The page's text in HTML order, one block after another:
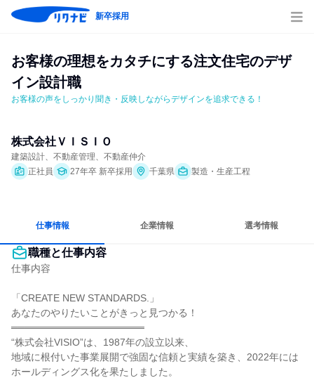
新卒採用
お客様の理想をカタチにする注文住宅のデザ
イン設計職
お客様の声をしっかり聞き・反映しながらデザインを追求できる！
株式会社ＶＩＳＩＯ
建築設計、不動産管理、不動産仲介
正社員
27年卒 新卒採用 千葉県 製造・生産工程
仕事情報 企業情報 選考情報
職種と仕事内容
仕事内容
「CREATE NEW STANDARDS.」
あなたのやりたいことがきっと見つかる！
═══════════════════
“株式会社VISIO”は、1987年の設立以来、
地域に根付いた事業展開で強固な信頼と実績を築き、2022年には
ホールディングス化を果たしました。